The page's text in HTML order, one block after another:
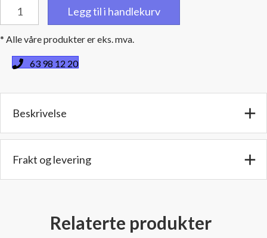
NPT
hanngjenger
Lengde:
-
Legg til i handlekurv
* Alle våre produkter er eks. mva.
63 98 12 20
Beskrivelse
Frakt og levering
Relaterte produkter